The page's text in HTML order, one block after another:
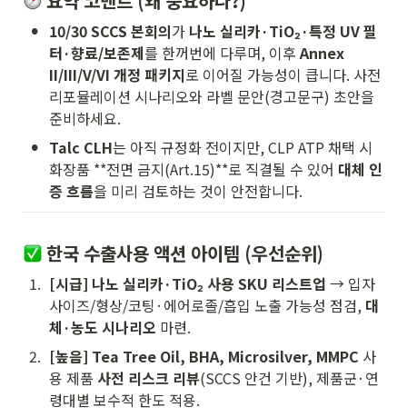
• 10/30 SCCS 본회의가 나노 실리카·TiO₂·특정 UV 필
터·향료/보존제를 한꺼번에 다루며, 이후 Annex
II/III/V/VI 개정 패키지로 이어질 가능성이 큽니다. 사전
리포뮬레이션 시나리오와 라벨 문안(경고문구) 초안을
준비하세요.
• Talc CLH는 아직 규정화 전이지만, CLP ATP 채택 시
화장품 **전면 금지(Art.15)**로 직결될 수 있어 대체 인
증 흐름을 미리 검토하는 것이 안전합니다.
한국 수출사용 액션 아이템 (우선순위)
1. [시급] 나노 실리카·TiO₂ 사용 SKU 리스트업 → 입자
사이즈/형상/코팅·에어로졸/흡입 노출 가능성 점검, 대
체·농도 시나리오 마련.
2. [높음] Tea Tree Oil, BHA, Microsilver, MMPC 사
용 제품 사전 리스크 리뷰(SCCS 안건 기반), 제품군·연
령대별 보수적 한도 적용.